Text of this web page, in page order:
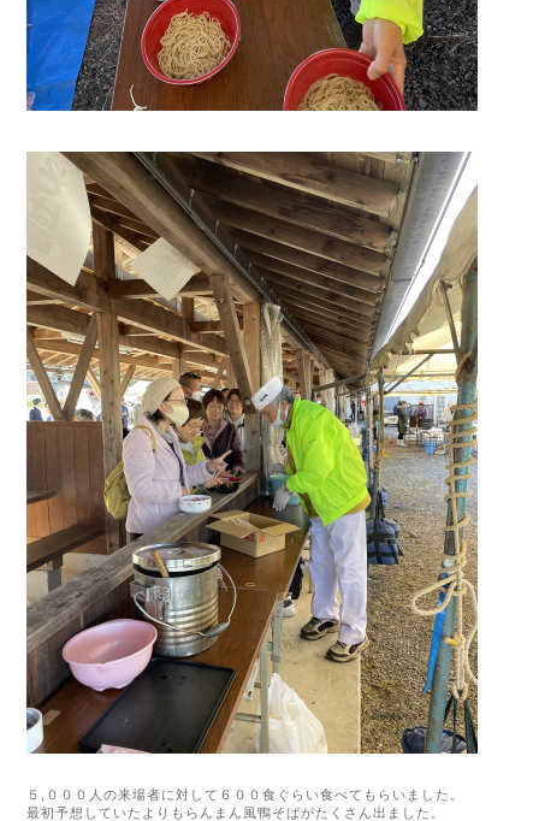
５,０００人の来場者に対して６００食ぐらい食べてもらいました。
最初予想していたよりもらんまん風鴨そばがたくさん出ました。